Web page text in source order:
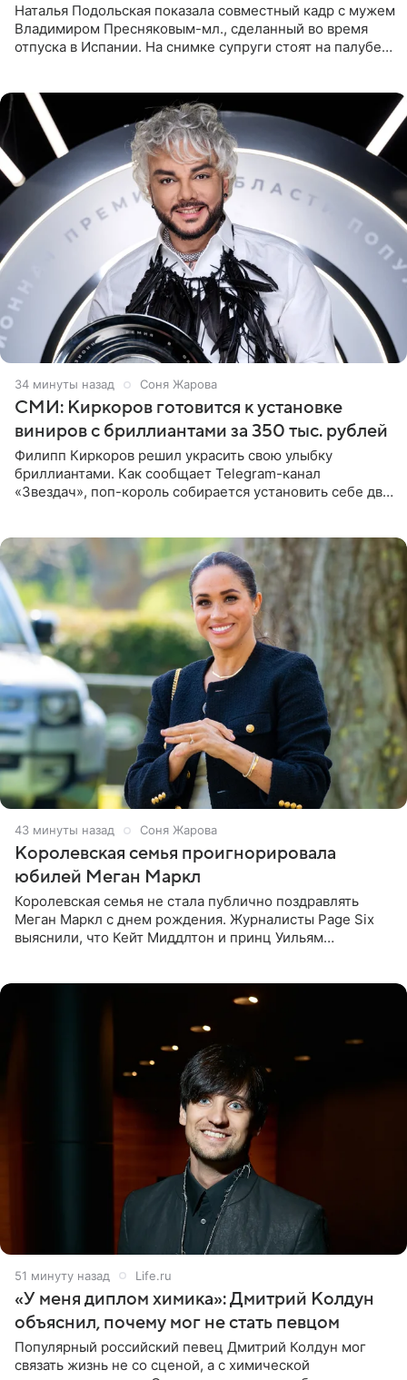
Наталья Подольская показала совместный кадр с мужем
Владимиром Пресняковым-мл., сделанный во время
отпуска в Испании. На снимке супруги стоят на палубе
34 минуты назад Соня Жарова
СМИ: Киркоров готовится к установке
виниров с бриллиантами за 350 тыс. рублей
Филипп Киркоров решил украсить свою улыбку
бриллиантами. Как сообщает Telegram-канал
«Звездач», поп-король собирается установить себе два
43 минуты назад Соня Жарова
Королевская семья проигнорировала
юбилей Меган Маркл
Королевская семья не стала публично поздравлять
Меган Маркл с днем рождения. Журналисты Page Six
выяснили, что Кейт Миддлтон и принц Уильям
51 минуту назад Life.ru
«У меня диплом химика»: Дмитрий Колдун
объяснил, почему мог не стать певцом
Популярный российский певец Дмитрий Колдун мог
связать жизнь не со сценой, а с химической